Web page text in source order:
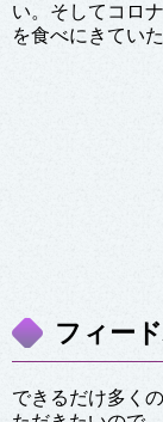
い。そしてコロ
を食べにきてい
フィー
できるだけ多く